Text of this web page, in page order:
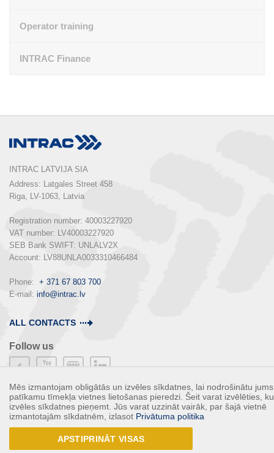
Operator training
INTRAC Finance
INTRAC LATVIJA SIA
Address: Latgales Street 458
Riga, LV-1063, Latvia
Registration number: 40003227920
VAT number: LV40003227920
SEB Bank SWIFT: UNLALV2X
Account: LV88UNLA0033310466484
Phone: + 371 67 803 700
E-mail: info@intrac.lv
ALL CONTACTS
Follow us
© 2017 - INTRAC LATVIJA SIA
Mēs izmantojam obligātās un izvēles sīkdatnes, lai nodrošinātu jums
patīkamu tīmekļa vietnes lietošanas pieredzi. Šeit varat izvēlēties,
izvēles sīkdatnes pieņemt. Jūs varat uzzināt vairāk, par šajā vietnē
izmantotajām sīkdatnēm, izlasot Privātuma politika
APSTIPRINĀT VISAS